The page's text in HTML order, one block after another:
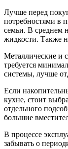
Лучше перед
потребностями в
семьи. В среднем
жидкости. Также
Металлические и
требуется
системы, лучше
Если
кухне, стоит
отдельного
большие
В процессе
забывать о